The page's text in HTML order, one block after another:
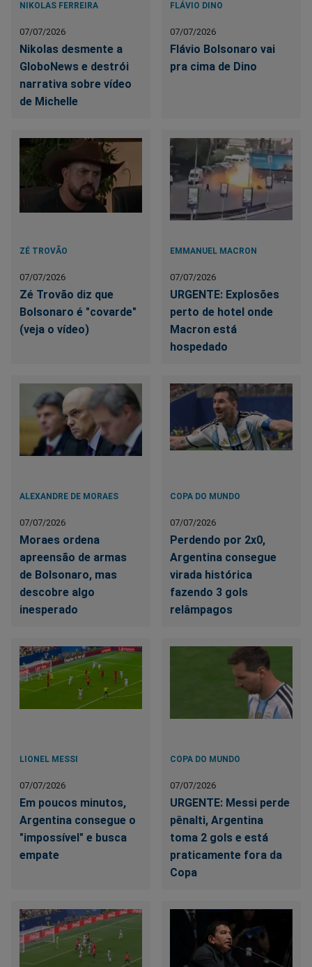
NIKOLAS FERREIRA
07/07/2026
Nikolas desmente a
GloboNews e destrói
narrativa sobre vídeo
de Michelle
FLÁVIO DINO
07/07/2026
Flávio Bolsonaro vai
pra cima de Dino
ZÉ TROVÃO
07/07/2026
Zé Trovão diz que
Bolsonaro é "covarde"
(veja o vídeo)
EMMANUEL MACRON
07/07/2026
URGENTE: Explosões
perto de hotel onde
Macron está
hospedado
ALEXANDRE DE MORAES
07/07/2026
Moraes ordena
apreensão de armas
de Bolsonaro, mas
descobre algo
inesperado
COPA DO MUNDO
07/07/2026
Perdendo por 2x0,
Argentina consegue
virada histórica
fazendo 3 gols
relâmpagos
LIONEL MESSI
07/07/2026
Em poucos minutos,
Argentina consegue o
"impossível" e busca
empate
COPA DO MUNDO
07/07/2026
URGENTE: Messi perde
pênalti, Argentina
toma 2 gols e está
praticamente fora da
Copa